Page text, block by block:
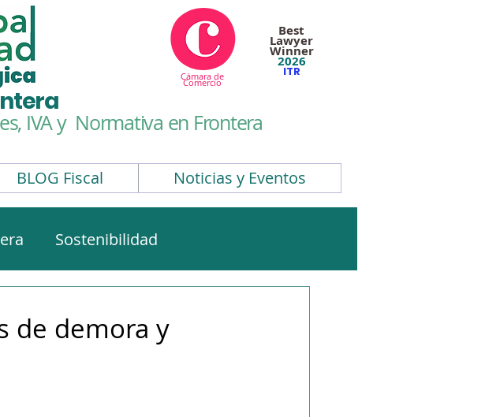
IVA y Normativa en Frontera
Best
Lawyer
Winner
2026
ITR
Cámara de
Comercio
BLOG Fiscal Noticias y Eventos
Sostenibilidad
de demora y